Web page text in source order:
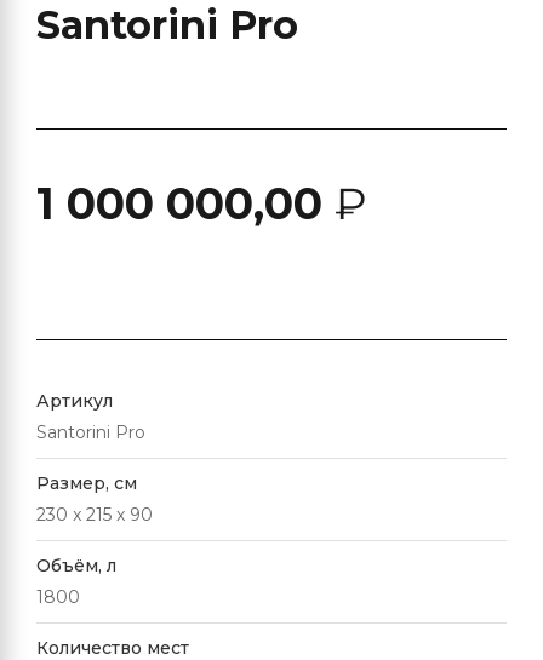
Santorini Pro
1 000 000,00 ₽
Артикул
Santorini Pro
Размер, см
230 x 215 x 90
Объём, л
1800
Количество мест